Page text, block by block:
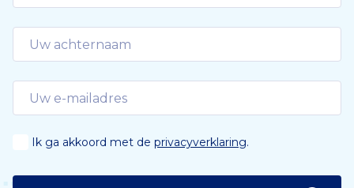
Ik ga akkoord met de privacyverklaring.